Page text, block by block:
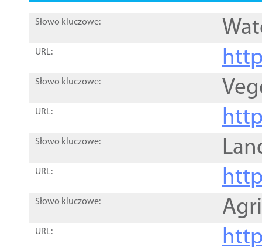
Słowo kluczowe:
URL:
Słowo kluczowe:
URL:
Słowo kluczowe:
URL:
Słowo kluczowe:
URL: